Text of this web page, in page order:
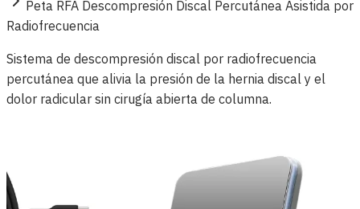
Peta RFA Descompresión Discal Percutánea Asistida por
Radiofrecuencia
Sistema de descompresión discal por radiofrecuencia
percutánea que alivia la presión de la hernia discal y el
dolor radicular sin cirugía abierta de columna.